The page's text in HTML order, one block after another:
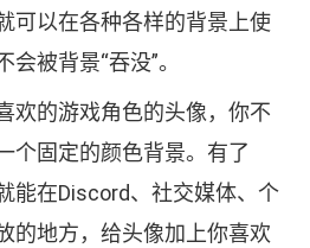
可以在各种各样的背景上使
被背景“吞没”。
欢的游戏角色的头像，你不
个固定的颜色背景。有了
能在Discord、社交媒体、个
的地方，给头像加上你喜欢